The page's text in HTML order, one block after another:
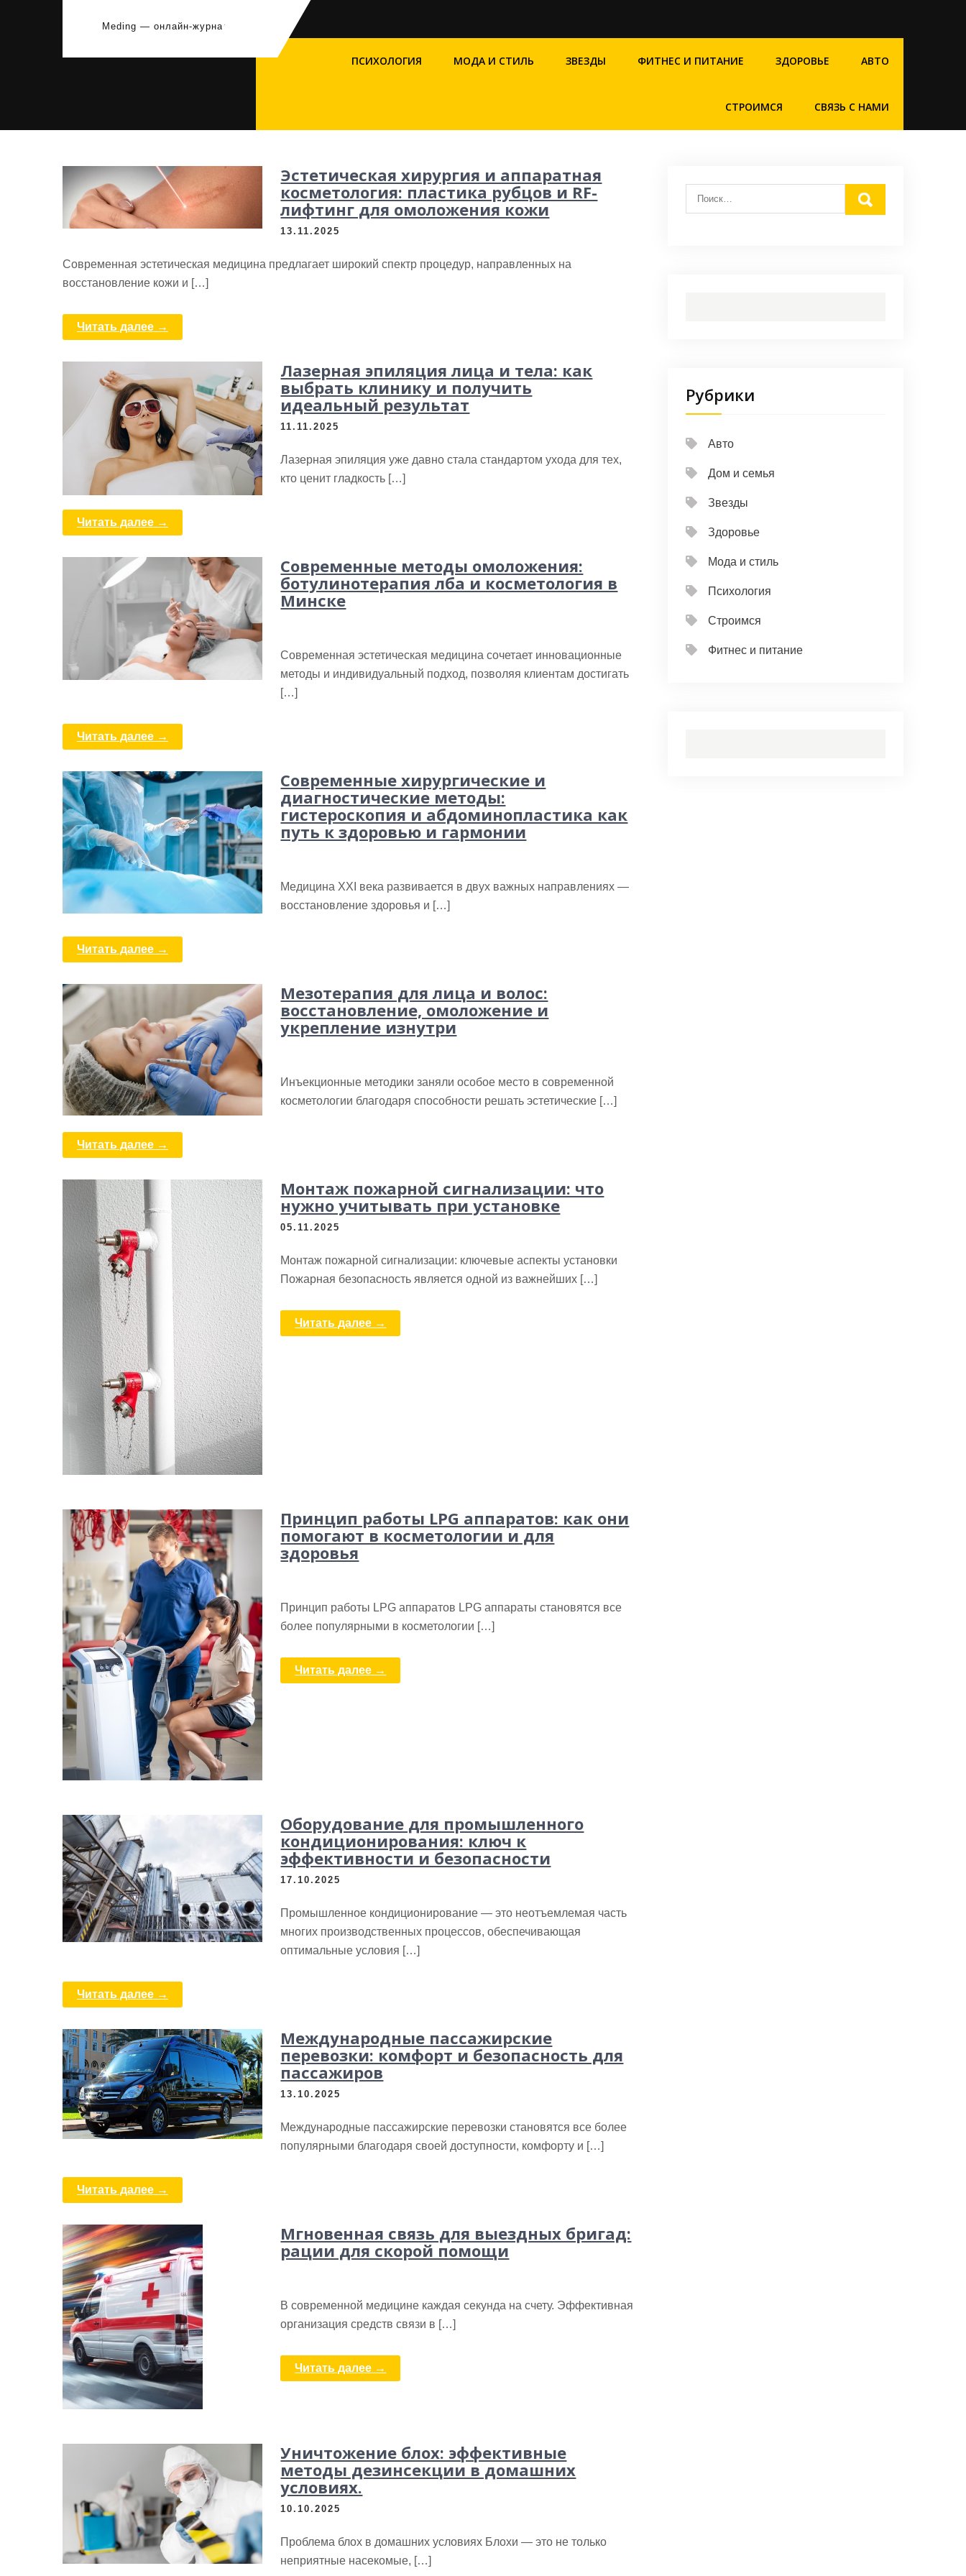
Meding — онлайн-журнал
ПСИХОЛОГИЯ МОДА И СТИЛЬ ЗВЕЗДЫ ФИТНЕС И ПИТАНИЕ ЗДОРОВЬЕ АВТО
СТРОИМСЯ СВЯЗЬ С НАМИ
Эстетическая хирургия и аппаратная
косметология: пластика рубцов и RF-
лифтинг для омоложения кожи
13.11.2025
Современная эстетическая медицина предлагает широкий спектр процедур, направленных на
восстановление кожи и […]
Читать далее →
Лазерная эпиляция лица и тела: как
выбрать клинику и получить
идеальный результат
11.11.2025
Лазерная эпиляция уже давно стала стандартом ухода для тех,
кто ценит гладкость […]
Читать далее →
Современные методы омоложения:
ботулинотерапия лба и косметология в
Минске
Современная эстетическая медицина сочетает инновационные
методы и индивидуальный подход, позволяя клиентам достигать
[…]
Читать далее →
Современные хирургические и
диагностические методы:
гистероскопия и абдоминопластика как
путь к здоровью и гармонии
Медицина XXI века развивается в двух важных направлениях —
восстановление здоровья и […]
Читать далее →
Мезотерапия для лица и волос:
восстановление, омоложение и
укрепление изнутри
Инъекционные методики заняли особое место в современной
косметологии благодаря способности решать эстетические […]
Читать далее →
Монтаж пожарной сигнализации: что
нужно учитывать при установке
05.11.2025
Монтаж пожарной сигнализации: ключевые аспекты установки
Пожарная безопасность является одной из важнейших […]
Читать далее →
Принцип работы LPG аппаратов: как они
помогают в косметологии и для
здоровья
Принцип работы LPG аппаратов LPG аппараты становятся все
более популярными в косметологии […]
Читать далее →
Оборудование для промышленного
кондиционирования: ключ к
эффективности и безопасности
17.10.2025
Промышленное кондиционирование — это неотъемлемая часть
многих производственных процессов, обеспечивающая
оптимальные условия […]
Читать далее →
Международные пассажирские
перевозки: комфорт и безопасность для
пассажиров
13.10.2025
Международные пассажирские перевозки становятся все более
популярными благодаря своей доступности, комфорту и […]
Читать далее →
Мгновенная связь для выездных бригад:
рации для скорой помощи
В современной медицине каждая секунда на счету. Эффективная
организация средств связи в […]
Читать далее →
Уничтожение блох: эффективные
методы дезинсекции в домашних
условиях.
10.10.2025
Проблема блох в домашних условиях Блохи — это не только
неприятные насекомые, […]
Рубрики
Авто
Дом и семья
Звезды
Здоровье
Мода и стиль
Психология
Строимся
Фитнес и питание